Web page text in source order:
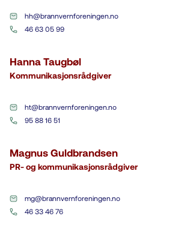
hh@brannvernforeningen.no
46 63 05 99
Hanna Taugbøl
Kommunikasjonsrådgiver
ht@brannvernforeningen.no
95 88 16 51
Magnus Guldbrandsen
PR- og kommunikasjonsrådgiver
mg@brannvernforeningen.no
46 33 46 76